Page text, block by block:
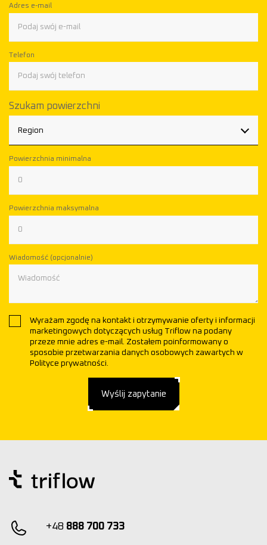
Adres e-mail
Telefon
Szukam powierzchni
Region
Powierzchnia minimalna
Powierzchnia maksymalna
Wiadomość (opcjonalnie)
Wyrażam zgodę na kontakt i otrzymywanie oferty i informacji
marketingowych dotyczących usług Triflow na podany
przeze mnie adres e-mail. Zostałem poinformowany o
sposobie przetwarzania danych osobowych zawartych w
Polityce prywatności.
Wyślij zapytanie
+48 888 700 733